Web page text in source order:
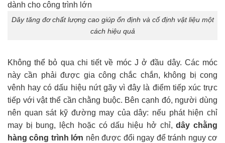
Dây tăng đơ chất lượng cao giúp ổn định và cố định vật liệu một
cách hiệu quả
Không thể bỏ qua chi tiết về móc J ở đầu dây. Các móc
này cần phải được gia công chắc chắn, không bị cong
vênh hay có dấu hiệu nứt gãy vì đây là điểm tiếp xúc trực
tiếp với vật thể cần chằng buộc. Bên cạnh đó, người dùng
nên quan sát kỹ đường may của dây: nếu phát hiện chỉ
may bị bung, lệch hoặc có dấu hiệu hở chỉ,dây chằng
hàng công trình lớn nên được đổi ngay để tránh nguy cơ